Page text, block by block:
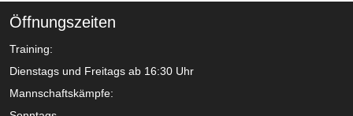
Öffnungszeiten
Training:
Dienstags und Freitags ab 16:30 Uhr
Mannschaftskämpfe: